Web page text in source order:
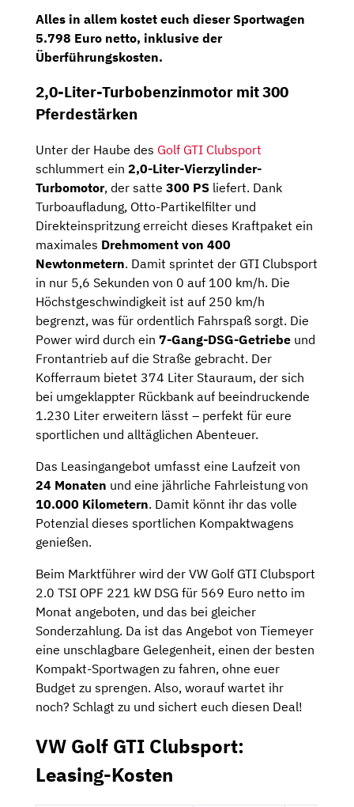
Alles in allem kostet euch dieser Sportwagen
5.798 Euro netto, inklusive der
Überführungskosten.
2,0-Liter-Turbobenzinmotor mit 300
Pferdestärken
Unter der Haube des Golf GTI Clubsport
schlummert ein 2,0-Liter-Vierzylinder-
Turbomotor, der satte 300 PS liefert. Dank
Turboaufladung, Otto-Partikelfilter und
Direkteinspritzung erreicht dieses Kraftpaket ein
maximales Drehmoment von 400
Newtonmetern. Damit sprintet der GTI Clubsport
in nur 5,6 Sekunden von 0 auf 100 km/h. Die
Höchstgeschwindigkeit ist auf 250 km/h
begrenzt, was für ordentlich Fahrspaß sorgt. Die
Power wird durch ein 7-Gang-DSG-Getriebe und
Frontantrieb auf die Straße gebracht. Der
Kofferraum bietet 374 Liter Stauraum, der sich
bei umgeklappter Rückbank auf beeindruckende
1.230 Liter erweitern lässt – perfekt für eure
sportlichen und alltäglichen Abenteuer.
Das Leasingangebot umfasst eine Laufzeit von
24 Monaten und eine jährliche Fahrleistung von
10.000 Kilometern. Damit könnt ihr das volle
Potenzial dieses sportlichen Kompaktwagens
genießen.
Beim Marktführer wird der VW Golf GTI Clubsport
2.0 TSI OPF 221 kW DSG für 569 Euro netto im
Monat angeboten, und das bei gleicher
Sonderzahlung. Da ist das Angebot von Tiemeyer
eine unschlagbare Gelegenheit, einen der besten
Kompakt-Sportwagen zu fahren, ohne euer
Budget zu sprengen. Also, worauf wartet ihr
noch? Schlagt zu und sichert euch diesen Deal!
VW Golf GTI Clubsport:
Leasing-Kosten